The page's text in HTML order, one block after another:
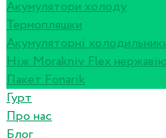
Акумулятори холоду
Термопляшки
Акумуляторні
Ніж Morakniv Flex
Пакет Fonarik
Гурт
Про нас